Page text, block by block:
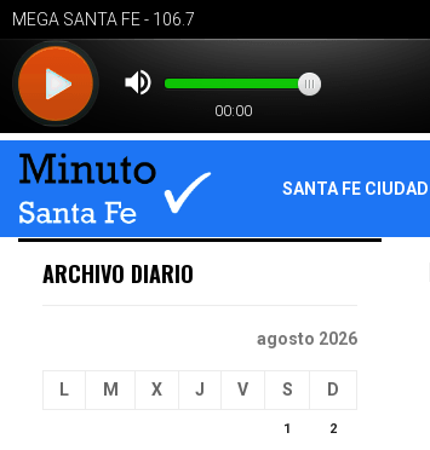
SANTA FE CIUDAD
ARCHIVO DIARIO
agosto 2026
L M X J V S D
1 2